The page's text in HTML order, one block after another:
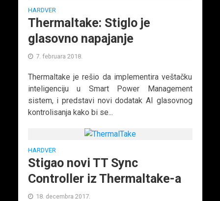
HARDVER
Thermaltake: Stiglo je
glasovno napajanje
7. februara 2018.
Thermaltake je rešio da implementira veštačku
inteligenciju u Smart Power Management
sistem, i predstavi novi dodatak AI glasovnog
kontrolisanja kako bi se...
HARDVER
Stigao novi TT Sync
Controller iz Thermaltake-a
18. decembra 2017.